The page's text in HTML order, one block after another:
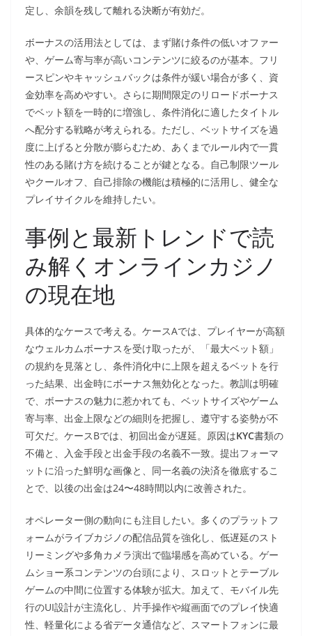
定し、余韻を残して離れる決断が有効だ。
ボーナスの活用法としては、まず賭け条件の低いオファー
や、ゲーム寄与率が高いコンテンツに絞るのが基本。フリ
ースピンやキャッシュバックは条件が緩い場合が多く、資
金効率を高めやすい。さらに期間限定のリロードボーナス
でベット額を一時的に増強し、条件消化に適したタイトル
へ配分する戦略が考えられる。ただし、ベットサイズを過
度に上げると分散が膨らむため、あくまでルール内で一貫
性のある賭け方を続けることが鍵となる。自己制限ツール
やクールオフ、自己排除の機能は積極的に活用し、健全な
プレイサイクルを維持したい。
事例と最新トレンドで読
み解くオンラインカジノ
の現在地
具体的なケースで考える。ケースAでは、プレイヤーが高額
なウェルカムボーナスを受け取ったが、「最大ベット額」
の規約を見落とし、条件消化中に上限を超えるベットを行
った結果、出金時にボーナス無効化となった。教訓は明確
で、ボーナスの魅力に惹かれても、ベットサイズやゲーム
寄与率、出金上限などの細則を把握し、遵守する姿勢が不
可欠だ。ケースBでは、初回出金が遅延。原因はKYC書類の
不備と、入金手段と出金手段の名義不一致。提出フォーマ
ットに沿った鮮明な画像と、同一名義の決済を徹底するこ
とで、以後の出金は24〜48時間以内に改善された。
オペレーター側の動向にも注目したい。多くのプラットフ
ォームがライブカジノの配信品質を強化し、低遅延のスト
リーミングや多角カメラ演出で臨場感を高めている。ゲー
ムショー系コンテンツの台頭により、スロットとテーブル
ゲームの中間に位置する体験が拡大。加えて、モバイル先
行のUI設計が主流化し、片手操作や縦画面でのプレイ快適
性、軽量化による省データ通信など、スマートフォンに最